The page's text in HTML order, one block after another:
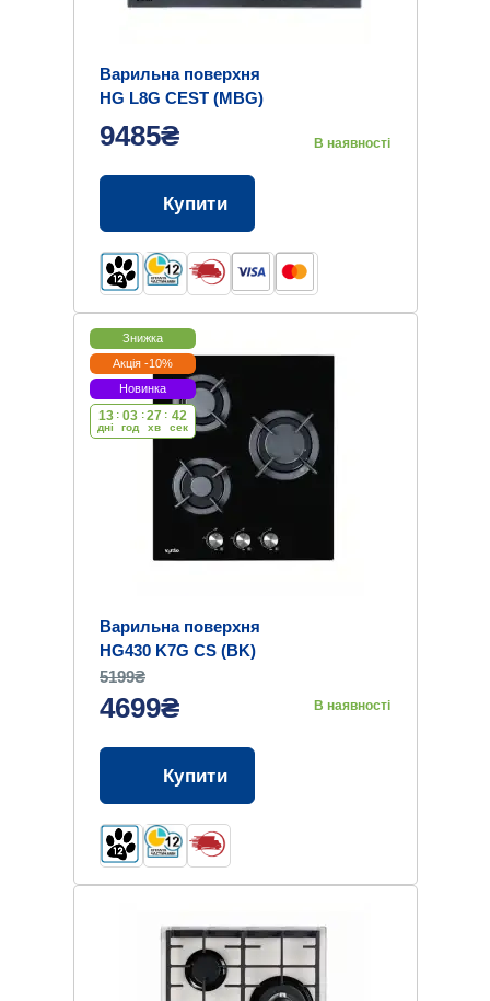
Варильна поверхня
HG L8G CEST (MBG)
9485₴ В наявності
Купити
Знижка
Акція -10%
Новинка
13
дні
: 03
год
:27
хв
: 42
cек
Варильна поверхня
HG430 K7G CS (BK)
5199₴
4699₴ В наявності
Купити